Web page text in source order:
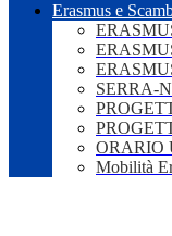
Erasmus e
SERRA-
ORARIO
Mobilità